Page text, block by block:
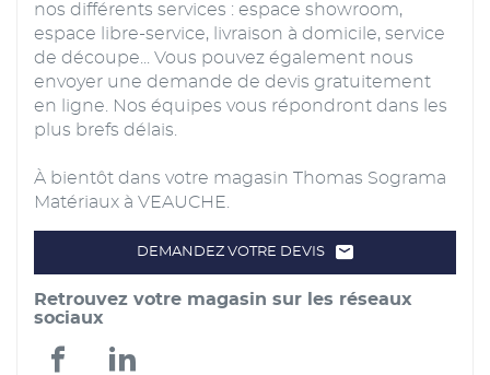
nos différents services : espace showroom,
espace libre-service, livraison à domicile, service
de découpe... Vous pouvez également nous
envoyer une demande de devis gratuitement
en ligne. Nos équipes vous répondront dans les
plus brefs délais.
À bientôt dans votre magasin Thomas Sograma
Matériaux à VEAUCHE.
DEMANDEZ VOTRE DEVIS
LE
POINT
VENTE
Retrouvez votre magasin sur les réseaux
sociaux